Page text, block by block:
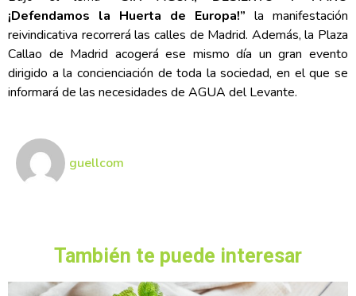
¡Defendamos la Huerta de Europa!” la manifestación
reivindicativa recorrerá las calles de Madrid. Además, la Plaza
Callao de Madrid acogerá ese mismo día un gran evento
dirigido a la concienciación de toda la sociedad, en el que se
informará de las necesidades de AGUA del Levante.
guellcom
También te puede interesar